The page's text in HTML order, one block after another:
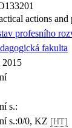
actions
profesního
fakulta
2015
s.:
s.:0/0, KZ [HT]